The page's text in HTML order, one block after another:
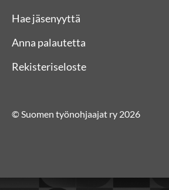
Hae jäsenyyttä
Anna palautetta
Rekisteriseloste
© Suomen työnohjaajat ry 2026